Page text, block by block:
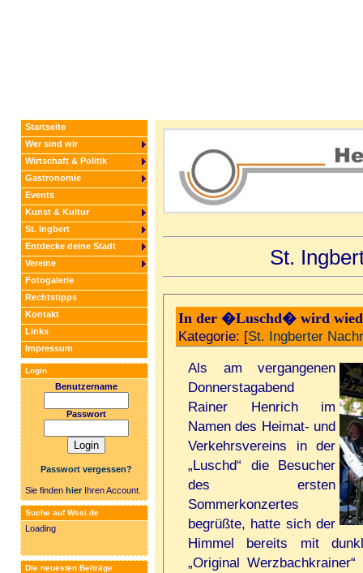
Login
Benutzername
Passwort
Passwort vergessen?
Sie finden hierIhren Account.
Suche auf Wssi.de
Loading
Die neuesten Beiträge
St.
In der �Luschd� wird
Kategorie: [St. Ingberter
Als am vergangenen
Donnerstagabend
Rainer Henrich im
Namen des Heimat- und
Verkehrsvereins in der
„Luschd“ die Besucher
des ersten
Sommerkonzertes
begrüßte, hatte sich der
Himmel bereits mit
„Original
Startseite
Wer sind wir
Wirtschaft & Politik
Gastronomie
Events
Kunst & Kultur
St. Ingbert
Entdecke deine Stadt
Vereine
Fotogalerie
Rechtstipps
Kontakt
Links
Impressum